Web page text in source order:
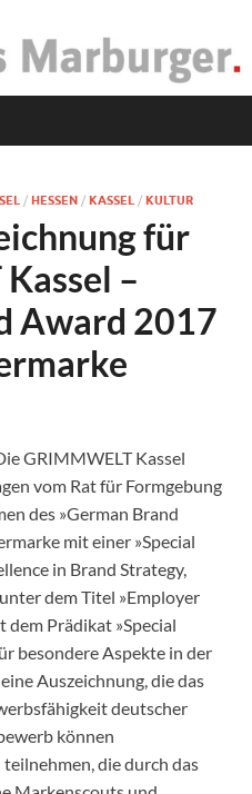
/ HESSEN / KASSEL / KULTUR
für
–
Award 2017
GRIMMWELT Kassel
vom Rat für Formgebung
des »German Brand
mit einer »Special
in Brand Strategy,
dem Titel »Employer
dem Prädikat »Special
besondere Aspekte in der
Auszeichnung, die das
deutscher
können
die durch das